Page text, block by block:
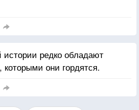
редко обладают
которыми они гордятся.